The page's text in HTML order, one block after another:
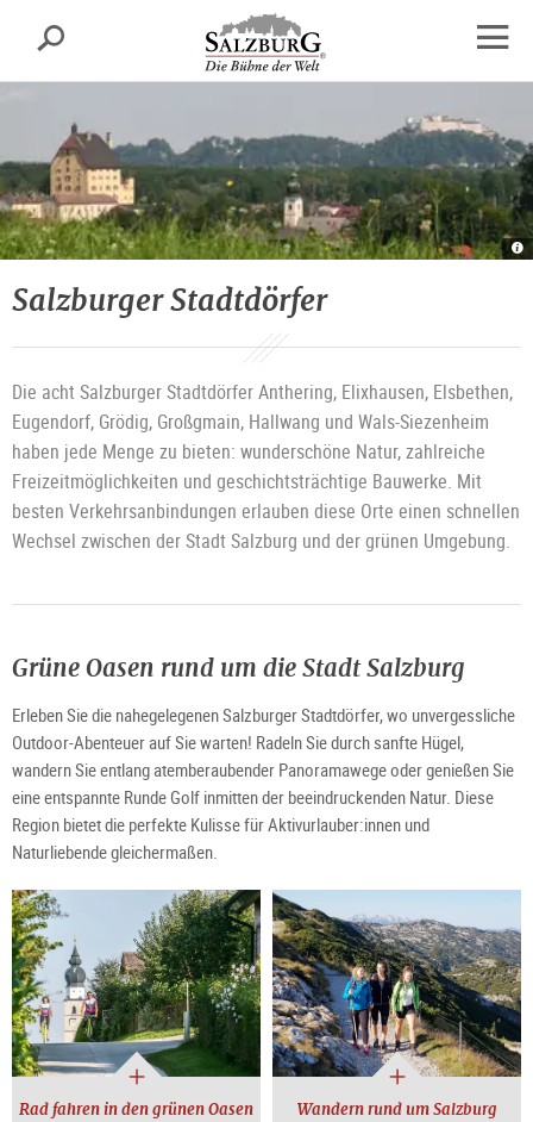
sr.skipnav.Zum
Inhalt
springen
sr.skipnav.Zum
Hauptmenü
springen
sr.skipnav.Zu
den
Kontaktinformationen
Suche
Salzburger Stadtdörfer
Die acht Salzburger Stadtdörfer Anthering, Elixhausen, Elsbethen,
Eugendorf, Grödig, Großgmain, Hallwang und Wals-Siezenheim
haben jede Menge zu bieten: wunderschöne Natur, zahlreiche
Freizeitmöglichkeiten und geschichtsträchtige Bauwerke. Mit
besten Verkehrsanbindungen erlauben diese Orte einen schnellen
Wechsel zwischen der Stadt Salzburg und der grünen Umgebung.
Grüne Oasen rund um die Stadt Salzburg
Erleben Sie die nahegelegenen Salzburger Stadtdörfer, wo unvergessliche
Outdoor-Abenteuer auf Sie warten! Radeln Sie durch sanfte Hügel,
wandern Sie entlang atemberaubender Panoramawege oder genießen Sie
eine entspannte Runde Golf inmitten der beeindruckenden Natur. Diese
Region bietet die perfekte Kulisse für Aktivurlauber:innen und
Naturliebende gleichermaßen.
Rad fahren in den grünen Oasen Wandern rund um Salzburg